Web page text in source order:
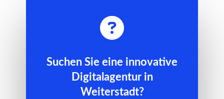

Suchen Sie eine innovative
Digitalagentur in
Weiterstadt?